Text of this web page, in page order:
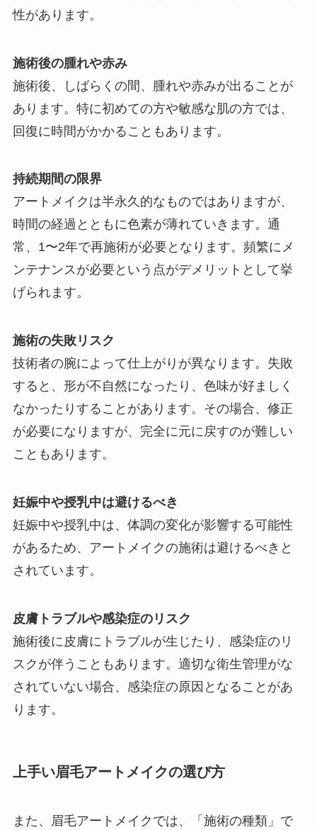
性があります。
施術後の腫れや赤み
施術後、しばらくの間、腫れや赤みが出ることが
あります。特に初めての方や敏感な肌の方では、
回復に時間がかかることもあります。
持続期間の限界
アートメイクは半永久的なものではありますが、
時間の経過とともに色素が薄れていきます。通
常、1〜2年で再施術が必要となります。頻繁にメ
ンテナンスが必要という点がデメリットとして挙
げられます。
施術の失敗リスク
技術者の腕によって仕上がりが異なります。失敗
すると、形が不自然になったり、色味が好ましく
なかったりすることがあります。その場合、修正
が必要になりますが、完全に元に戻すのが難しい
こともあります。
妊娠中や授乳中は避けるべき
妊娠中や授乳中は、体調の変化が影響する可能性
があるため、アートメイクの施術は避けるべきと
されています。
皮膚トラブルや感染症のリスク
施術後に皮膚にトラブルが生じたり、感染症のリ
スクが伴うこともあります。適切な衛生管理がな
されていない場合、感染症の原因となることがあ
ります。
上手い眉毛アートメイクの選び方
また、眉毛アートメイクでは、「施術の種類」で